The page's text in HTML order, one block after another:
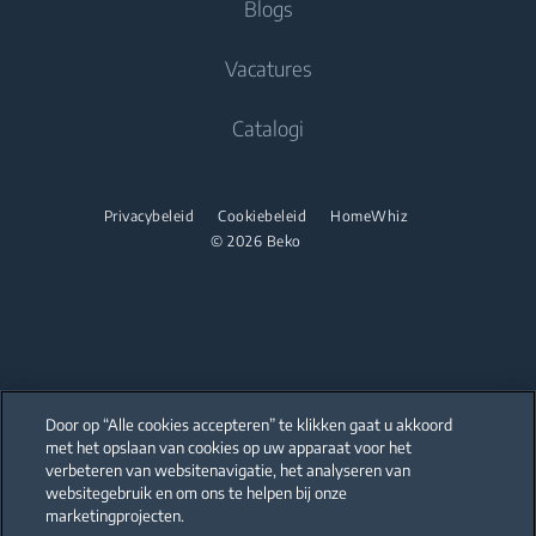
Inbouw koelvries combinaties
Koken
Vrijstaande microgolfovens
Afwassen
Vrijstaande vaatwassers
Geïntegreerde vaatwassers
Inbouw microgolfovens
Onderbouw dampkappen
Beko Professional
Blogs
Vacatures
Catalogi
© 2026 Beko
Privacybeleid Cookiebeleid HomeWhiz
Our parent company, Beko has 55,000 employees throughout the world
with its global operations through its subsidiaries in 57 countries and 45
production facilities in 13 countries
(i.e. Türkiye, UK, Italy, Romania, Slovakia, Poland, South Africa, Russia,
Pakistan, India, Bangladesh, Thailand and China).
Door op “Alle cookies accepteren” te klikken gaat u akkoord
met het opslaan van cookies op uw apparaat voor het
verbeteren van websitenavigatie, het analyseren van
websitegebruik en om ons te helpen bij onze
marketingprojecten.